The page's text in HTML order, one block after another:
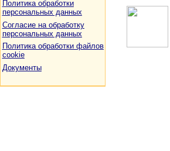
Политика обработки
персональных данных
Согласие на обработку
персональных данных
Политика обработки файлов
cookie
Документы